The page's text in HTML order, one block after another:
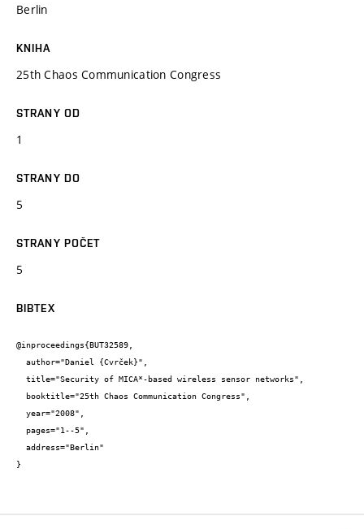
Berlin
KNIHA
25th Chaos Communication Congress
STRANY OD
1
STRANY DO
5
STRANY POČET
5
BIBTEX
@inproceedings{BUT32589,
}